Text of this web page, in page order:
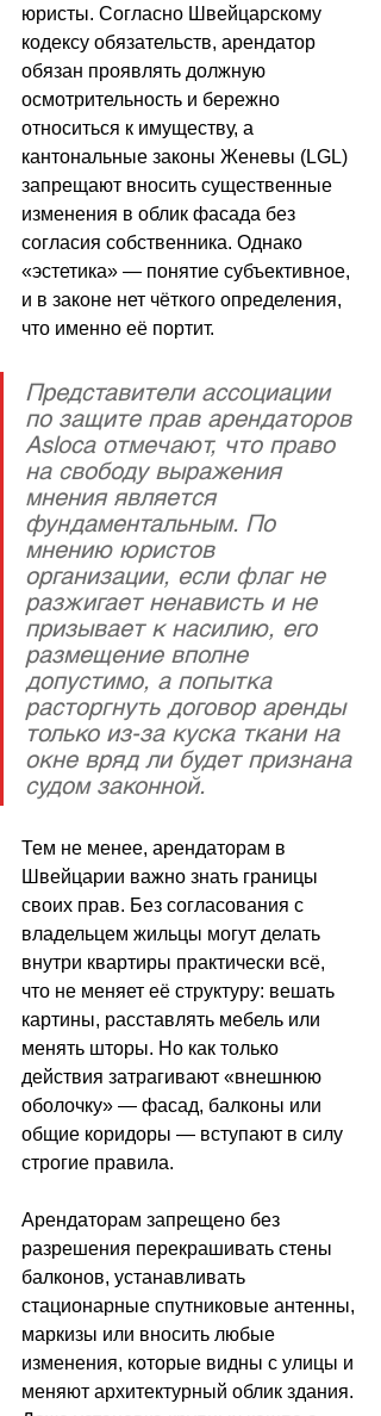
юристы. Согласно Швейцарскому
кодексу обязательств, арендатор
обязан проявлять должную
осмотрительность и бережно
относиться к имуществу, а
кантональные законы Женевы (LGL)
запрещают вносить существенные
изменения в облик фасада без
согласия собственника. Однако
«эстетика» — понятие субъективное,
и в законе нет чёткого определения,
что именно её портит.
Представители ассоциации
по защите прав арендаторов
Asloca отмечают, что право
на свободу выражения
мнения является
фундаментальным. По
мнению юристов
организации, если флаг не
разжигает ненависть и не
призывает к насилию, его
размещение вполне
допустимо, а попытка
расторгнуть договор аренды
только из-за куска ткани на
окне вряд ли будет признана
судом законной.
Тем не менее, арендаторам в
Швейцарии важно знать границы
своих прав. Без согласования с
владельцем жильцы могут делать
внутри квартиры практически всё,
что не меняет её структуру: вешать
картины, расставлять мебель или
менять шторы. Но как только
действия затрагивают «внешнюю
оболочку» — фасад, балконы или
общие коридоры — вступают в силу
строгие правила.
Арендаторам запрещено без
разрешения перекрашивать стены
балконов, устанавливать
стационарные спутниковые антенны,
маркизы или вносить любые
изменения, которые видны с улицы и
меняют архитектурный облик здания.